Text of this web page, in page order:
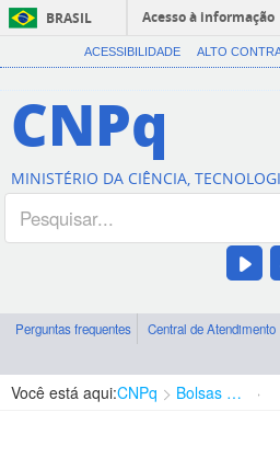
BRASIL
Acesso à informação
ACESSIBILIDADE ALTO
CNPq
MINISTÉRIO DA CIÊNCIA,
Perguntas frequentes Central de Atendimento
Você está aqui:CNPq Bolsas e Auxílios Vigentes